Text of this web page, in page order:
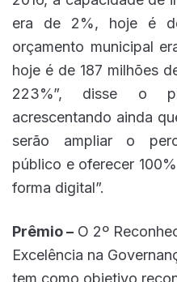
era de 2%, hoje é
orçamento municipal
hoje é de 187 milhões
223%”, disse o
acrescentando ainda
serão ampliar o
público e oferecer
forma digital”.
Prêmio – O 2º
Excelência na
tem como objetivo